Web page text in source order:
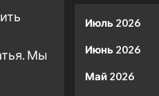
Мы
Июль 2026
Июнь 2026
Май 2026